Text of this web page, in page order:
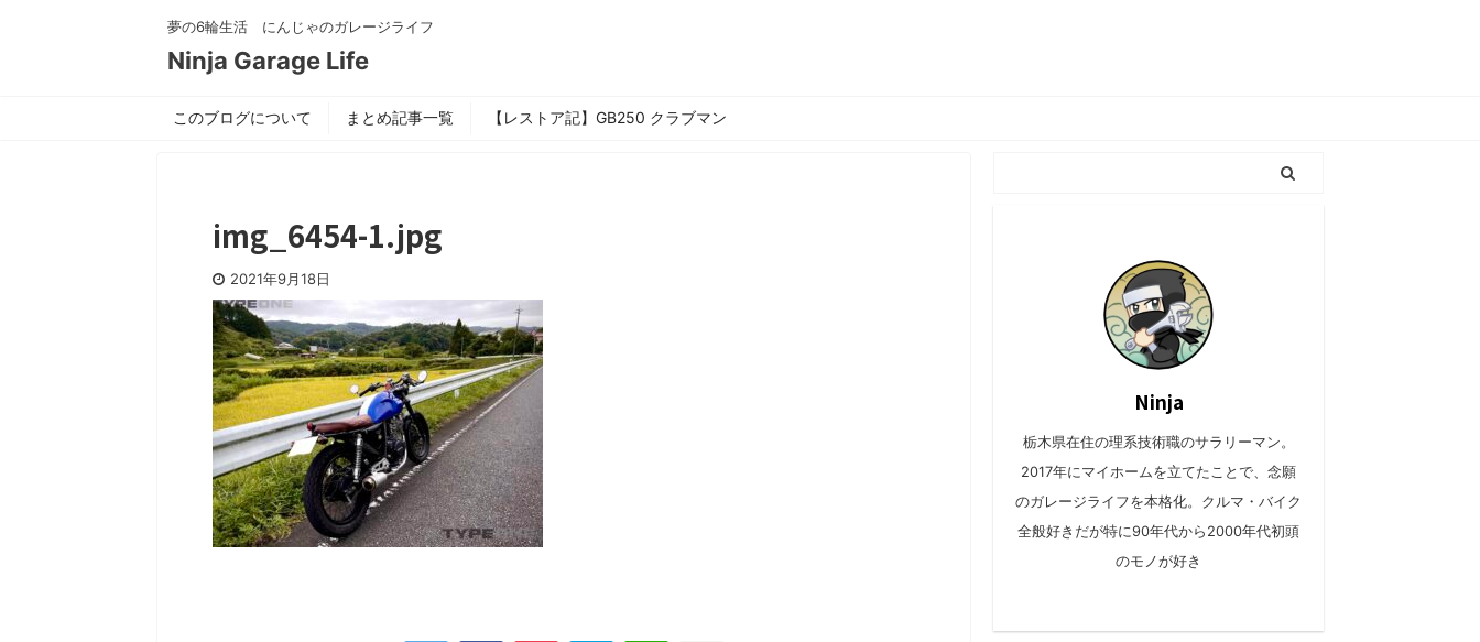
夢の6輪生活 にんじゃのガレージライフ
Ninja Garage Life
このブログについて まとめ記事一覧 【レストア記】GB250 クラブマン
img_6454-1.jpg
2021年9月18日
Ninja
栃木県在住の理系技術職のサラリーマン。
2017年にマイホームを立てたことで、念願
のガレージライフを本格化。クルマ・バイク
全般好きだが特に90年代から2000年代初頭
のモノが好き